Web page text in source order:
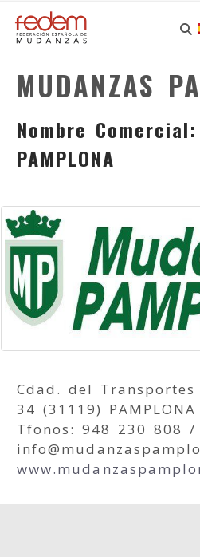
MUDANZAS
Nombre Comercial:
PAMPLONA
Cdad. del
34 (31119)
Tfonos: 948 230 808 /